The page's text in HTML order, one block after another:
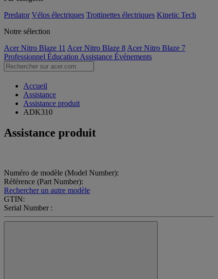
Predator Vélos électriques Trottinettes électriques Kinetic Tech
Notre sélection
Acer Nitro Blaze 11 Acer Nitro Blaze 8 Acer Nitro Blaze 7
Professionnel Éducation Assistance Événements
Accueil
Assistance
Assistance produit
ADK310
Assistance produit
Numéro de modèle (Model Number):
Référence (Part Number):
Rechercher un autre modèle
GTIN:
Serial Number :